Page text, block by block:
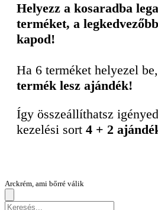
Helyezz a kosaradba
terméket, a
kapod!
Ha 6 terméket helyezel
termék lesz ajándék!
Így összeállíthatsz
kezelési sort 4 + 2
Arckrém, ami bőrré válik